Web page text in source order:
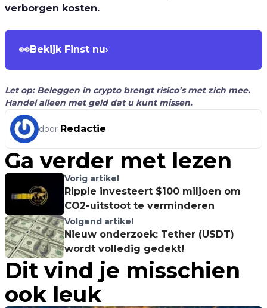
verborgen kosten.
👀Bekijk Finst nu›
Let op: Beleggen in crypto brengt risico’s met zich mee.
Handel alleen met geld dat u kunt missen.
door Redactie
Ga verder met lezen
Vorig artikel
Ripple investeert $100 miljoen om
CO2-uitstoot te verminderen
Volgend artikel
Nieuw onderzoek: Tether (USDT)
wordt volledig gedekt!
Dit vind je misschien
ook leuk